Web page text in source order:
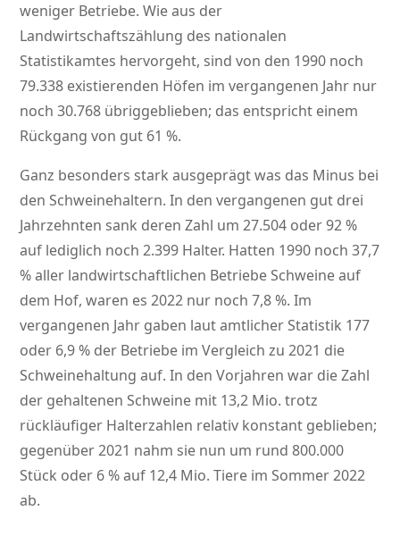
weniger Betriebe. Wie aus der
Landwirtschaftszählung des nationalen
Statistikamtes hervorgeht, sind von den 1990 noch
79.338 existierenden Höfen im vergangenen Jahr nur
noch 30.768 übriggeblieben; das entspricht einem
Rückgang von gut 61 %.
Ganz besonders stark ausgeprägt was das Minus bei
den Schweinehaltern. In den vergangenen gut drei
Jahrzehnten sank deren Zahl um 27.504 oder 92 %
auf lediglich noch 2.399 Halter. Hatten 1990 noch 37,7
% aller landwirtschaftlichen Betriebe Schweine auf
dem Hof, waren es 2022 nur noch 7,8 %. Im
vergangenen Jahr gaben laut amtlicher Statistik 177
oder 6,9 % der Betriebe im Vergleich zu 2021 die
Schweinehaltung auf. In den Vorjahren war die Zahl
der gehaltenen Schweine mit 13,2 Mio. trotz
rückläufiger Halterzahlen relativ konstant geblieben;
gegenüber 2021 nahm sie nun um rund 800.000
Stück oder 6 % auf 12,4 Mio. Tiere im Sommer 2022
ab.